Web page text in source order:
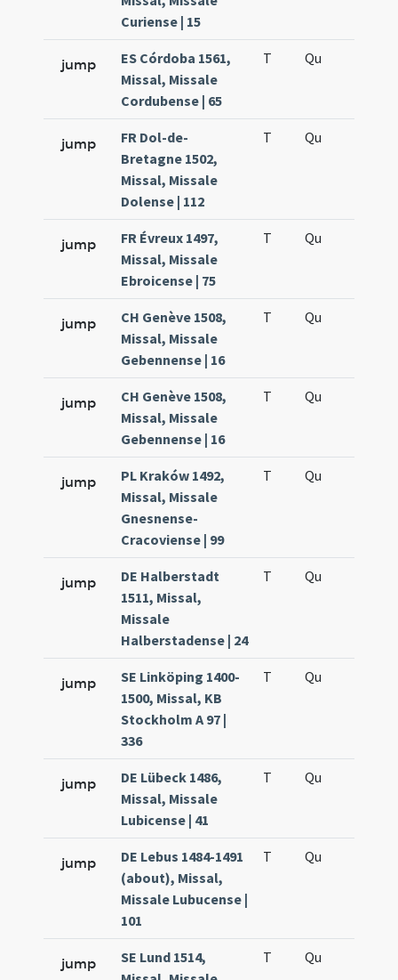
Curiense | 15
jump
ES Córdoba 1561,
Missal, Missale
Cordubense | 65
T Qu
jump
FR Dol-de-
Bretagne 1502,
Missal, Missale
Dolense | 112
T Qu
jump
FR Évreux 1497,
Missal, Missale
Ebroicense | 75
T Qu
jump
CH Genève 1508,
Missal, Missale
Gebennense | 16
T Qu
jump
CH Genève 1508,
Missal, Missale
Gebennense | 16
T Qu
jump
PL Kraków 1492,
Missal, Missale
Gnesnense-
Cracoviense | 99
T Qu
jump
DE Halberstadt
1511, Missal,
Missale
Halberstadense | 24
T Qu
jump
SE Linköping 1400-
1500, Missal, KB
Stockholm A 97 |
336
T Qu
jump
DE Lübeck 1486,
Missal, Missale
Lubicense | 41
T Qu
jump
DE Lebus 1484-1491
(about), Missal,
Missale Lubucense |
101
T Qu
jump
SE Lund 1514,
T Qu